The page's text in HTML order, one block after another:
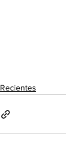
Recientes